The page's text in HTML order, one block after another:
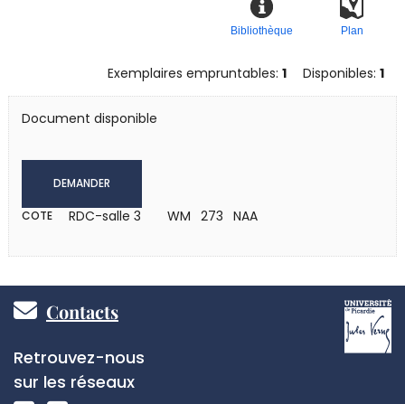
Plan
Bibliothèque
Exemplaires empruntables:1 Disponibles:1
Document disponible
DEMANDER
COTE RDC-salle 3 WM 273 NAA
Pied
de
page
Contacts
Réseaux
sociaux
Retrouvez-nous
sur les réseaux